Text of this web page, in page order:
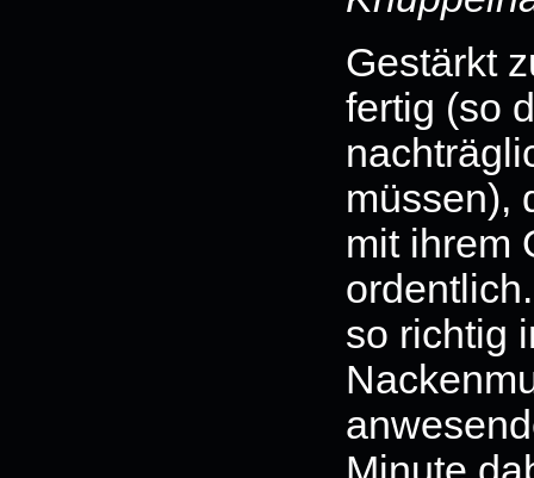
Gestärkt
fertig (so
müssen),
mit ihrem
so richtig